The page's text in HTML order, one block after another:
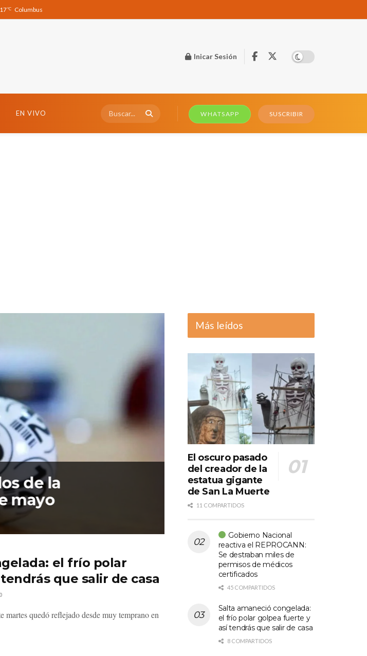
17°C Columbus
Inicar Sesión
EN VIVO WHATSAPP SUSCRIBIR
de la
mayo
NOTICIAS
Salta amaneció
golpea fuerte y así
casa
el frío polar
que salir de casa
quedó reflejado desde muy temprano en
Más leídos
El oscuro pasado
del creador de la
estatua gigante
de San La Muerte
11 COMPARTIDOS
Gobierno Nacional
reactiva el REPROCANN:
Se destraban miles de
permisos de médicos
certificados
45 COMPARTIDOS
Salta amaneció congelada:
el frío polar golpea fuerte y
así tendrás que salir de casa
8 COMPARTIDOS